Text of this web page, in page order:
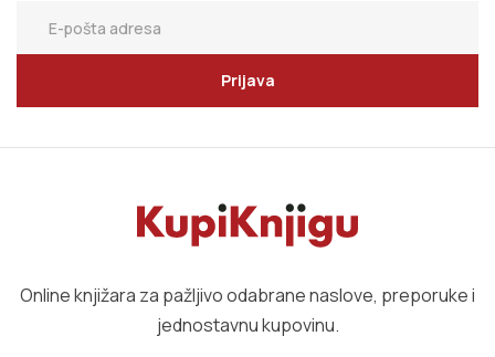
Prijava
Online knjižara za pažljivo odabrane naslove, preporuke i
jednostavnu kupovinu.